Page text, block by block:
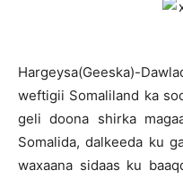
Hargeysa(Geeska)-
weftigii Somaliland ka
geli doona shirka
Somalida, dalkeeda ku
waxaana sidaas ku